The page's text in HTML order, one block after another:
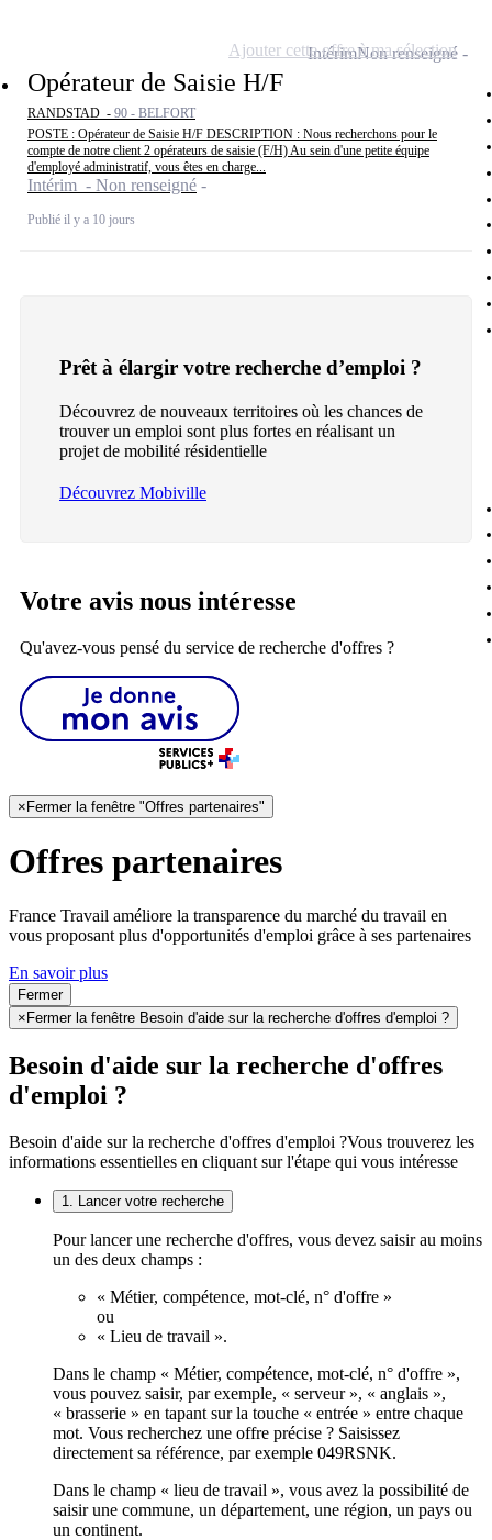
Opérateur de Saisie H/F
RANDSTAD - 90 - BELFORT
POSTE : Opérateur de Saisie H/F DESCRIPTION : Nous recherchons pour le
compte de notre client 2 opérateurs de saisie (F/H) Au sein d'une petite équipe
d'employé administratif, vous êtes en charge...
Intérim - Non renseigné
Publié il y a 10 jours
IntérimNon renseigné
Ajouter cette offre à ma sélection
Prêt à élargir votre recherche d’emploi ?
Découvrez de nouveaux territoires où les chances de
trouver un emploi sont plus fortes en réalisant un
projet de mobilité résidentielle
Découvrez Mobiville
Votre avis nous intéresse
Qu'avez-vous pensé du service de recherche d'offres ?
× Fermer la fenêtre "Offres partenaires"
Offres partenaires
France Travail améliore la transparence du marché du travail en
vous proposant plus d'opportunités d'emploi grâce à ses partenaires
En savoir plus
Fermer
× Fermer la fenêtre Besoin d'aide sur la recherche d'offres d'emploi ?
Besoin d'aide sur la recherche d'offres
d'emploi ?
Besoin d'aide sur la recherche d'offres d'emploi ?Vous trouverez les
informations essentielles en cliquant sur l'étape qui vous intéresse
1. Lancer votre recherche
Pour lancer une recherche d'offres, vous devez saisir au moins
un des deux champs :
« Métier, compétence, mot-clé, n° d'offre »
ou
« Lieu de travail ».
Dans le champ « Métier, compétence, mot-clé, n° d'offre »,
vous pouvez saisir, par exemple, « serveur », « anglais »,
« brasserie » en tapant sur la touche « entrée » entre chaque
mot. Vous recherchez une offre précise ? Saisissez
directement sa référence, par exemple 049RSNK.
Dans le champ « lieu de travail », vous avez la possibilité de
saisir une commune, un département, une région, un pays ou
un continent.